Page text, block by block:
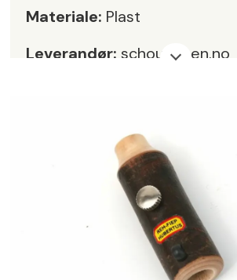
Materiale: Plast
Leverandør:schouvapen.no